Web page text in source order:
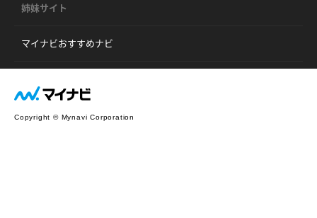
姉妹サイト
マイナビおすすめナビ
Copyright © Mynavi Corporation